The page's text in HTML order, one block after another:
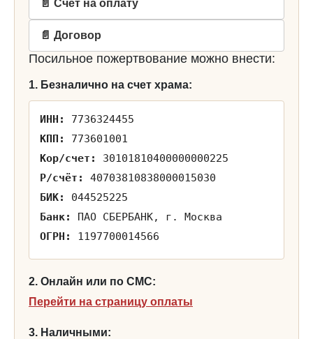
📄 Счет на оплату
📄 Договор
Посильное пожертвование можно внести:
1. Безналично на счет храма:
ИНН:
7736324455
КПП:
773601001
Кор/счет:
30101810400000000225
Р/счёт:
40703810838000015030
БИК:
044525225
Банк:
ПАО СБЕРБАНК, г. Москва
ОГРН:
1197700014566
2. Онлайн или по СМС:
Перейти на страницу оплаты
3. Наличными: